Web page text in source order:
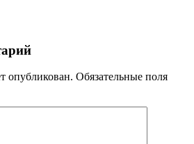
опубликован. Обязательные поля